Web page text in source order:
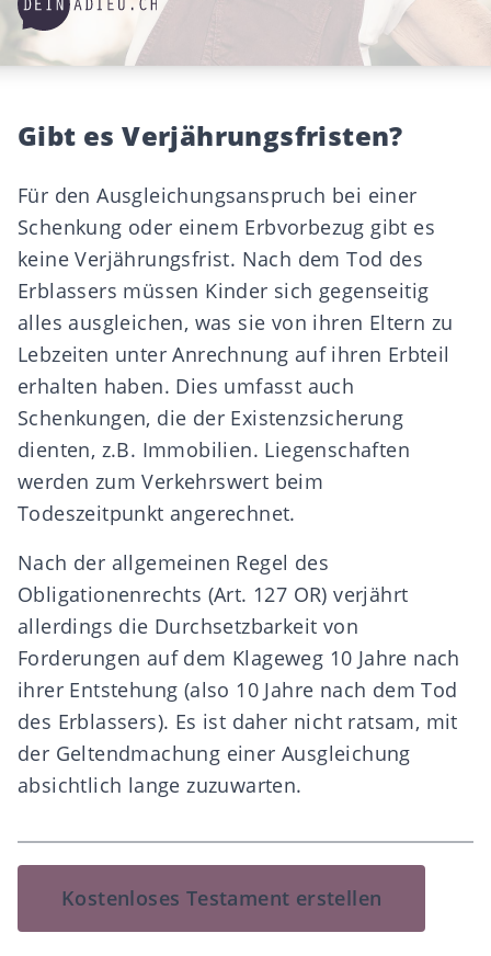
Gibt es Verjährungsfristen?
Für den Ausgleichungsanspruch bei einer
Schenkung oder einem Erbvorbezug gibt es
keine Verjährungsfrist. Nach dem Tod des
Erblassers müssen Kinder sich gegenseitig
alles ausgleichen, was sie von ihren Eltern zu
Lebzeiten unter Anrechnung auf ihren Erbteil
erhalten haben. Dies umfasst auch
Schenkungen, die der Existenzsicherung
dienten, z.B. Immobilien. Liegenschaften
werden zum Verkehrswert beim
Todeszeitpunkt angerechnet.
Nach der allgemeinen Regel des
Obligationenrechts (Art. 127 OR) verjährt
allerdings die Durchsetzbarkeit von
Forderungen auf dem Klageweg 10 Jahre nach
ihrer Entstehung (also 10 Jahre nach dem Tod
des Erblassers). Es ist daher nicht ratsam, mit
der Geltendmachung einer Ausgleichung
absichtlich lange zuzuwarten.
Kostenloses Testament erstellen